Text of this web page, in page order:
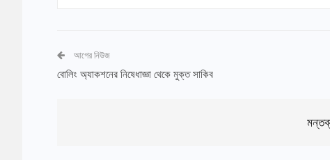
আগের নিউজ
বোলিং অ্যাকশনের নিষেধাজ্ঞা থেকে মুক্ত সাকিব